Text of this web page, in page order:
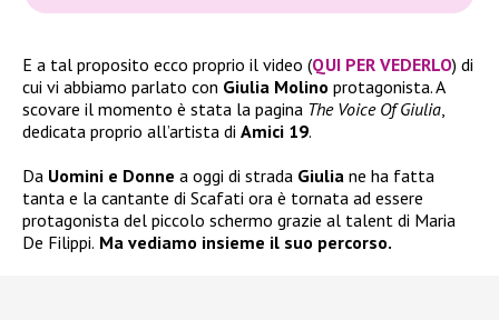
E a tal proposito ecco proprio il video (QUI PER VEDERLO) di
cui vi abbiamo parlato con Giulia Molino protagonista. A
scovare il momento è stata la pagina The Voice Of Giulia
dedicata proprio all’artista di Amici 19.
Da Uomini e Donne a oggi di strada Giulia ne ha fatta
tanta e la cantante di Scafati ora è tornata ad essere
protagonista del piccolo schermo grazie al talent di Maria
De Filippi. Ma vediamo insieme il suo percorso.